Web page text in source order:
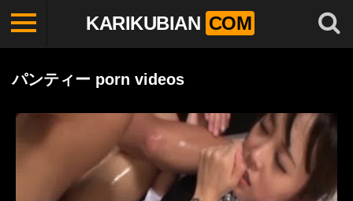
KARIKUBIAN COM
パンティー porn videos